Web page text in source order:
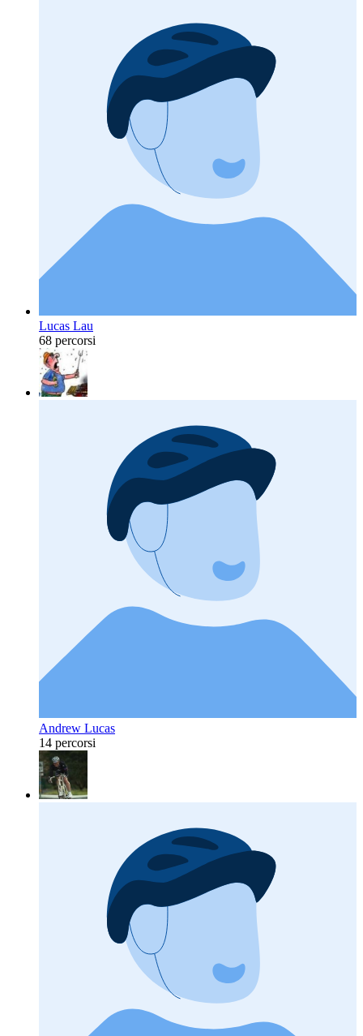
Lucas Lau
68 percorsi
Andrew Lucas
14 percorsi